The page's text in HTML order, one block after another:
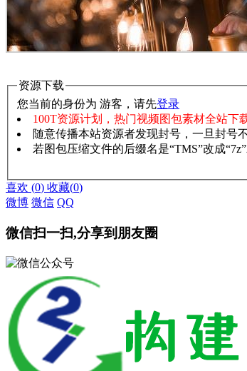
资源下载
您当前的身份为 游客，请先登录
100T资源计划，热门视频图包素材全站下
随意传播本站资源者发现封号，一旦封号
若图包压缩文件的后缀名是“TMS”改成
喜欢 (0) 收藏(0)
微博 微信 QQ
微信扫一扫,分享到朋友圈